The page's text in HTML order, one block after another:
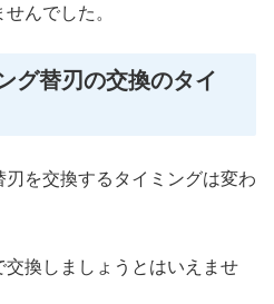
んでした。
グ替刃の交換のタイ
を交換するタイミングは変わ
換しましょうとはいえませ